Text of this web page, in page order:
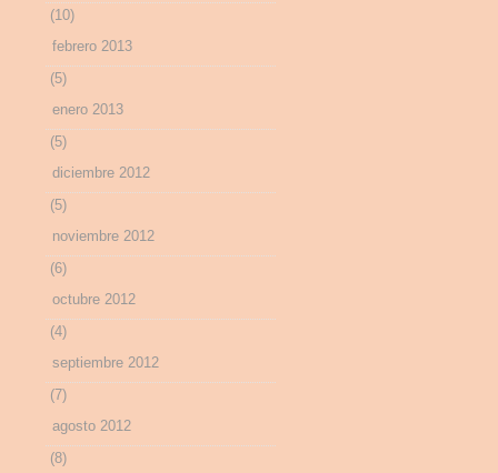
(10)
febrero 2013
(5)
enero 2013
(5)
diciembre 2012
(5)
noviembre 2012
(6)
octubre 2012
(4)
septiembre 2012
(7)
agosto 2012
(8)